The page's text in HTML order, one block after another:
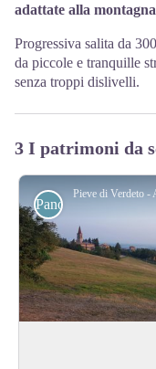
adattate alla
Progressiva salita da
da piccole e tranquille
senza troppi dislivelli.
3 I patrimoni da
Panoramiche